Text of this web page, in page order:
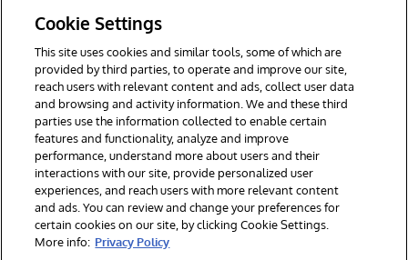
採用情報
© 1996-2026Y InterSystems Corporation, Boston, MA. All Rights
Reserved.
お知らせ／ご利用規約
プライバシーステートメント
保証について
アクセシビリティ
Cookie Settings
This site uses cookies and similar tools, some of which are
provided by third parties, to operate and improve our site,
reach users with relevant content and ads, collect user data
and browsing and activity information. We and these third
parties use the information collected to enable certain
features and functionality, analyze and improve
performance, understand more about users and their
interactions with our site, provide personalized user
experiences, and reach users with more relevant content
and ads. You can review and change your preferences for
certain cookies on our site, by clicking Cookie Settings.
More info: Privacy Policy